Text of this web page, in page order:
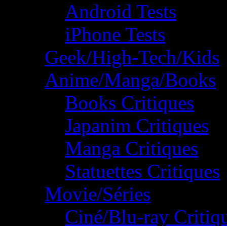
Android Tests
iPhone Tests
Geek/High-Tech/Kids
Anime/Manga/Books
Books Critiques
Japanim Critiques
Manga Critiques
Statuettes Critiques
Movie/Séries
Ciné/Blu-ray